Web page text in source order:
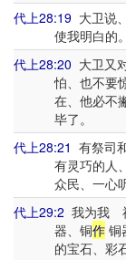
代上28:19 大卫说
使我明白的。
代上28:20 大卫又
怕、也不要
在、他必不
毕了。
代上28:21 有祭司
有灵巧的人
众民、一心
代上29:2 我为我
器、铜作铜
的宝石、彩